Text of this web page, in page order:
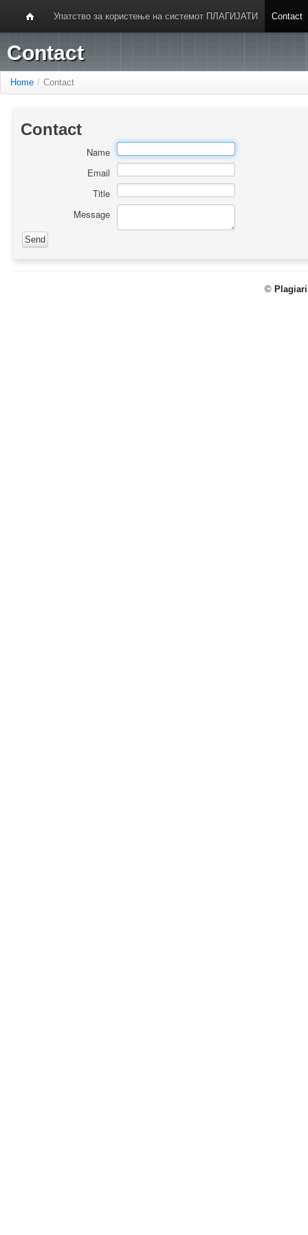
Упатство за користење на системот ПЛАГИЈАТИ Contact
Contact
Home / Contact
Contact
Name
Email
Title
Message
©